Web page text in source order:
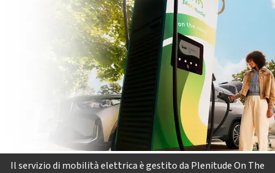
Il servizio di mobilità elettrica è gestito da Plenitude On The